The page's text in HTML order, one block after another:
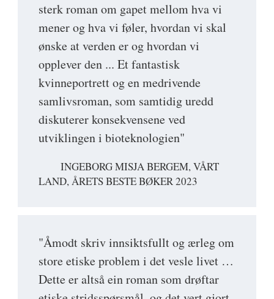
sterk roman om gapet mellom hva vi
mener og hva vi føler, hvordan vi skal
ønske at verden er og hvordan vi
opplever den ... Et fantastisk
kvinneportrett og en medrivende
samlivsroman, som samtidig uredd
diskuterer konsekvensene ved
utviklingen i bioteknologien"
INGEBORG MISJA BERGEM, VÅRT
LAND, ÅRETS BESTE BØKER 2023
"Åmodt skriv innsiktsfullt og ærleg om
store etiske problem i det vesle livet …
Dette er altså ein roman som drøftar